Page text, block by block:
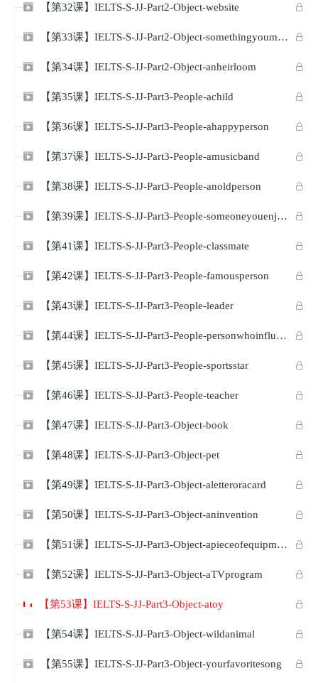

 【第32课】IELTS-S-JJ-Part2-Object-website

 【第33课】IELTS-S-JJ-Part2-Object-somethingyoumadebyyourself

 【第34课】IELTS-S-JJ-Part2-Object-anheirloom

 【第35课】IELTS-S-JJ-Part3-People-achild

 【第36课】IELTS-S-JJ-Part3-People-ahappyperson

 【第37课】IELTS-S-JJ-Part3-People-amusicband

 【第38课】IELTS-S-JJ-Part3-People-anoldperson

 【第39课】IELTS-S-JJ-Part3-People-someoneyouenjoyworkingwith

 【第41课】IELTS-S-JJ-Part3-People-classmate

 【第42课】IELTS-S-JJ-Part3-People-famousperson

 【第43课】IELTS-S-JJ-Part3-People-leader

 【第44课】IELTS-S-JJ-Part3-People-personwhoinfluencedyou

 【第45课】IELTS-S-JJ-Part3-People-sportsstar

 【第46课】IELTS-S-JJ-Part3-People-teacher

 【第47课】IELTS-S-JJ-Part3-Object-book

 【第48课】IELTS-S-JJ-Part3-Object-pet

 【第49课】IELTS-S-JJ-Part3-Object-aletteroracard

 【第50课】IELTS-S-JJ-Part3-Object-aninvention

 【第51课】IELTS-S-JJ-Part3-Object-apieceofequipment

 【第52课】IELTS-S-JJ-Part3-Object-aTVprogram

【第53课】IELTS-S-JJ-Part3-Object-atoy

 【第54课】IELTS-S-JJ-Part3-Object-wildanimal

 【第55课】IELTS-S-JJ-Part3-Object-yourfavoritesong